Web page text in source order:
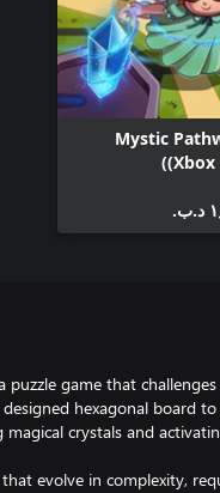
Mystic
(Xbox
game that
hexagonal board
evolve in complexity,